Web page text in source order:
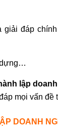
giải đáp
dựng…
lập
mọi vấn đề
DOANH